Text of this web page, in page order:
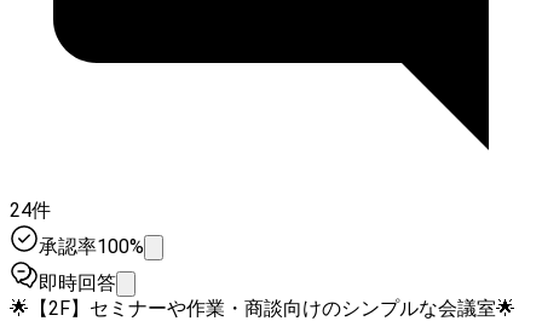
24件
承認率100%
即時回答
🌟【2F】セミナーや作業・商談向けのシンプルな会議室🌟